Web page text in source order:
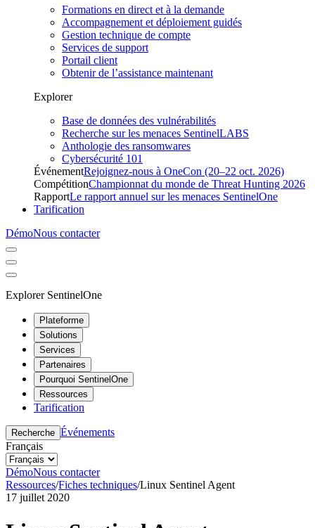
Formations en direct et à la demande
Accompagnement et déploiement guidés
Gestion technique de compte
Services de support
Portail client
Obtenir de l’assistance maintenant
Explorer
Base de données des vulnérabilités
Recherche sur les menaces SentinelLABS
Anthologie des ransomwares
Cybersécurité 101
ÉvénementRejoignez-nous à OneCon (20–22 oct. 2026)
CompétitionChampionnat du monde de Threat Hunting 2026
RapportLe rapport annuel sur les menaces SentinelOne
Tarification
DémoNous contacter
Explorer SentinelOne
Plateforme
Solutions
Services
Partenaires
Pourquoi SentinelOne
Ressources
Tarification
Recherche Événements
Français
DémoNous contacter
Ressources/Fiches techniques/Linux Sentinel Agent
17 juillet 2020